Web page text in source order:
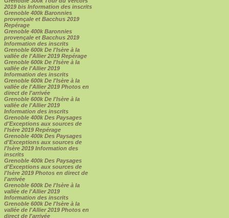
2019 bis Information des inscrits
Grenoble 400k Baronnies
provençale et Bacchus 2019
Repérage
Grenoble 400k Baronnies
provençale et Bacchus 2019
Information des inscrits
Grenoble 600k De l'Isère à la
vallée de l'Allier 2019 Repérage
Grenoble 600k De l'Isère à la
vallée de l'Allier 2019
Information des inscrits
Grenoble 600k De l'Isère à la
vallée de l'Allier 2019 Photos en
direct de l'arrivée
Grenoble 600k De l'Isère à la
vallée de l'Allier 2019
Information des inscrits
Grenoble 400k Des Paysages
d'Exceptions aux sources de
l'Isère 2019 Repérage
Grenoble 400k Des Paysages
d'Exceptions aux sources de
l'Isère 2019 Information des
inscrits
Grenoble 400k Des Paysages
d'Exceptions aux sources de
l'Isère 2019 Photos en direct de
l'arrivée
Grenoble 600k De l'Isère à la
vallée de l'Allier 2019
Information des inscrits
Grenoble 600k De l'Isère à la
vallée de l'Allier 2019 Photos en
direct de l'arrivée